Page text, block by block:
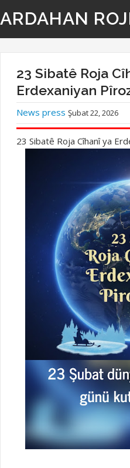
ARDAHAN
Derbarê Me
TR | Tirki - Türkçe
EN | English- ingilizi
23 Sibatê Roja
Erdexaniyan
News press Şubat 22, 2026
23 Sibatê Roja Cîhanî ya